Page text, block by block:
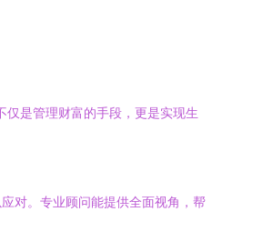
是管理财富的手段，更是实现生
对。专业顾问能提供全面视角，帮